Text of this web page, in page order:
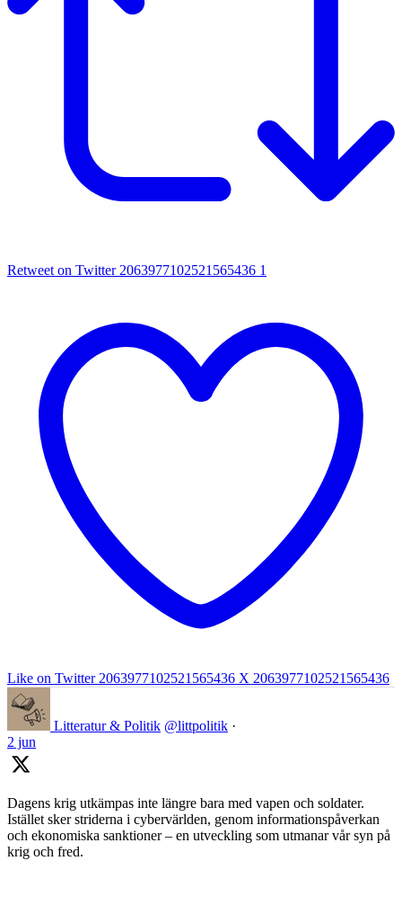
Retweet on Twitter 2063977102521565436 1
Like on Twitter 2063977102521565436 X 2063977102521565436
Litteratur & Politik @littpolitik ·
2 jun
Dagens krig utkämpas inte längre bara med vapen och soldater.
Istället sker striderna i cybervärlden, genom informationspåverkan
och ekonomiska sanktioner – en utveckling som utmanar vår syn på
krig och fred.